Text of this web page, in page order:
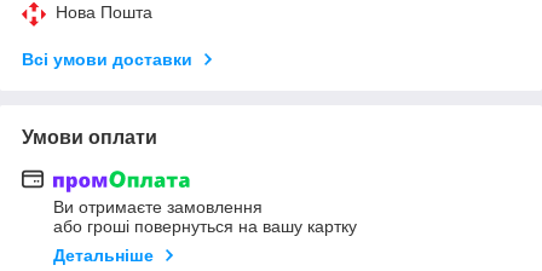
Нова Пошта
Всі умови доставки
Умови оплати
Ви отримаєте замовлення
або гроші повернуться на вашу картку
Детальніше